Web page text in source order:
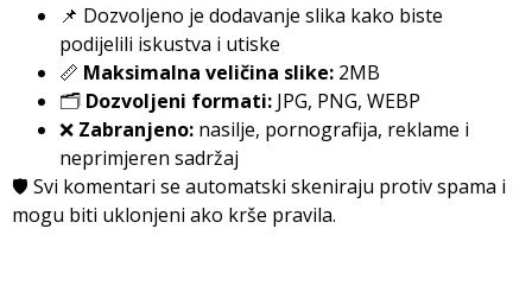
📌 Dozvoljeno je dodavanje slika kako biste
podijelili iskustva i utiske
📏 Maksimalna veličina slike: 2MB
🗂️ Dozvoljeni formati: JPG, PNG, WEBP
❌ Zabranjeno: nasilje, pornografija, reklame i
neprimjeren sadržaj
🛡️ Svi komentari se automatski skeniraju protiv spama i
mogu biti uklonjeni ako krše pravila.